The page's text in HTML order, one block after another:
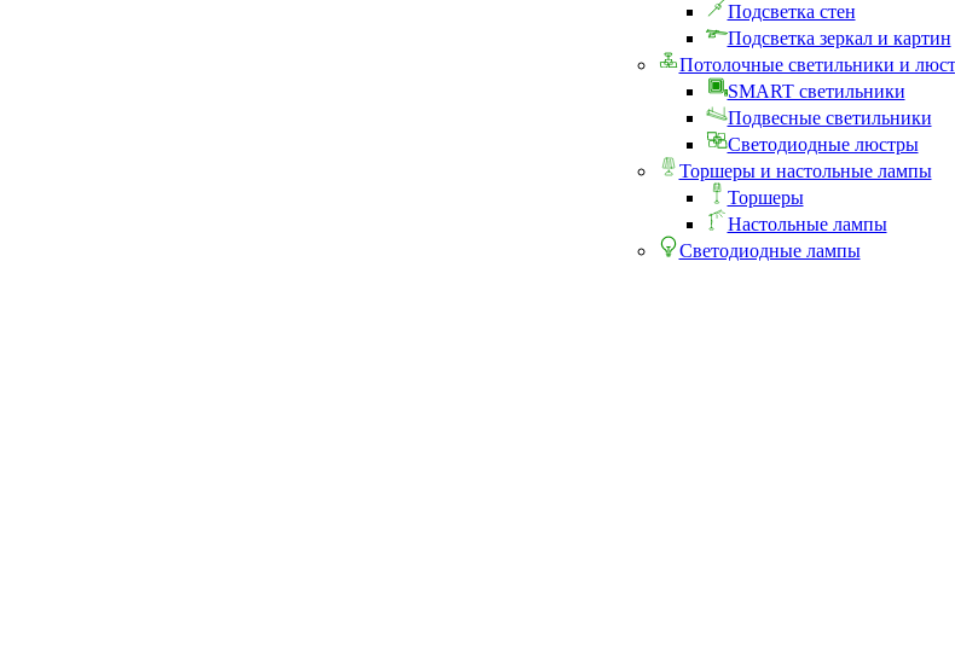
Подсветка стен
Подсветка зеркал и картин
Потолочные светильники и
SMART светильники
Подвесные светильники
Светодиодные люстры
Торшеры и настольные лампы
Торшеры
Настольные лампы
Светодиодные лампы